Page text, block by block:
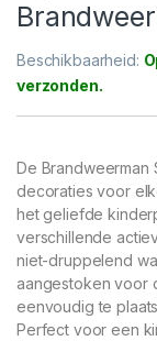
Beschikbaarheid:
De Brandweerman
decoraties voor
het geliefde
verschillende
niet-druppelend
aangestoken voor
eenvoudig te
Perfect voor een